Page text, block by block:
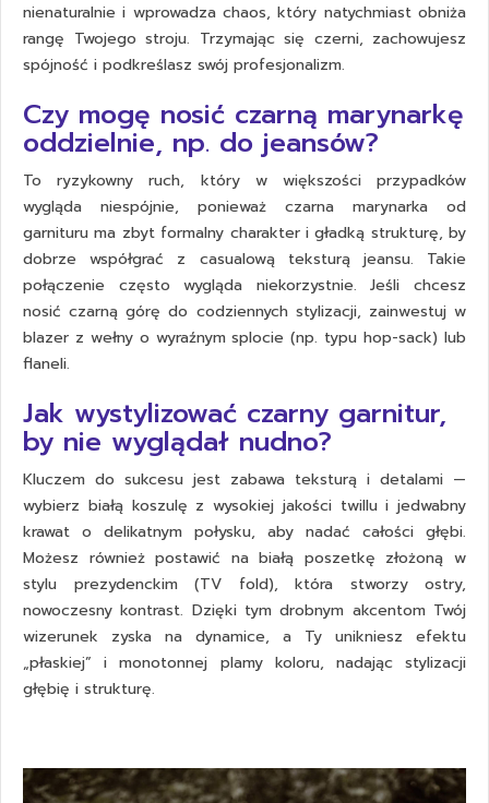
nienaturalnie i wprowadza chaos, który natychmiast obniża
rangę Twojego stroju. Trzymając się czerni, zachowujesz
spójność i podkreślasz swój profesjonalizm.
Czy mogę nosić czarną marynarkę
oddzielnie, np. do jeansów?
To ryzykowny ruch, który w większości przypadków
wygląda niespójnie, ponieważ czarna marynarka od
garnituru ma zbyt formalny charakter i gładką strukturę, by
dobrze współgrać z casualową teksturą jeansu. Takie
połączenie często wygląda niekorzystnie. Jeśli chcesz
nosić czarną górę do codziennych stylizacji, zainwestuj w
blazer z wełny o wyraźnym splocie (np. typu hop-sack) lub
flaneli.
Jak wystylizować czarny garnitur,
by nie wyglądał nudno?
Kluczem do sukcesu jest zabawa teksturą i detalami —
wybierz białą koszulę z wysokiej jakości twillu i jedwabny
krawat o delikatnym połysku, aby nadać całości głębi.
Możesz również postawić na białą poszetkę złożoną w
stylu prezydenckim (TV fold), która stworzy ostry,
nowoczesny kontrast. Dzięki tym drobnym akcentom Twój
wizerunek zyska na dynamice, a Ty unikniesz efektu
„płaskiej” i monotonnej plamy koloru, nadając stylizacji
głębię i strukturę.